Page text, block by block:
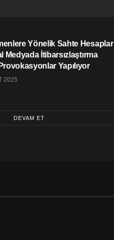
Yönelik Sahte Hesaplar
Medyada İtibarsızlaştırma
Yapılıyor
2025
DEVAM ET